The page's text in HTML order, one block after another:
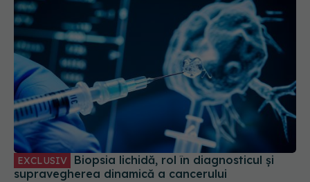
EXCLUSIV
supravegherea dinamică a cancerului